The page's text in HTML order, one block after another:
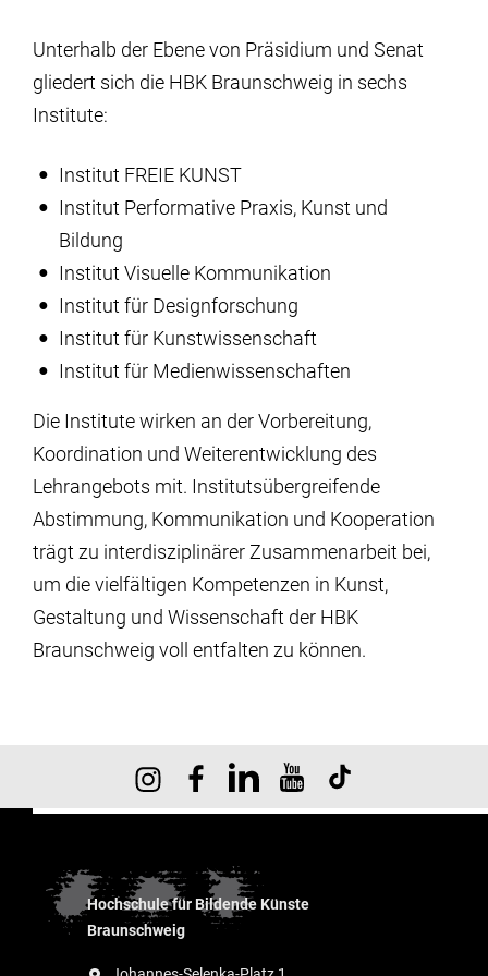
Forschung
meinstudium
Unterhalb der Ebene von Präsidium und Senat
gliedert sich die HBK Braunschweig in sechs
Institute:
Institut FREIE KUNST
Institut Performative Praxis, Kunst und
Bildung
Institut Visuelle Kommunikation
Institut für Designforschung
Institut für Kunstwissenschaft
Institut für Medienwissenschaften
Die Institute wirken an der Vorbereitung,
Koordination und Weiterentwicklung des
Lehrangebots mit. Institutsübergreifende
Abstimmung, Kommunikation und Kooperation
trägt zu interdisziplinärer Zusammenarbeit bei,
um die vielfältigen Kompetenzen in Kunst,
Gestaltung und Wissenschaft der HBK
Braunschweig voll entfalten zu können.
Hochschule für Bildende Künste
Braunschweig